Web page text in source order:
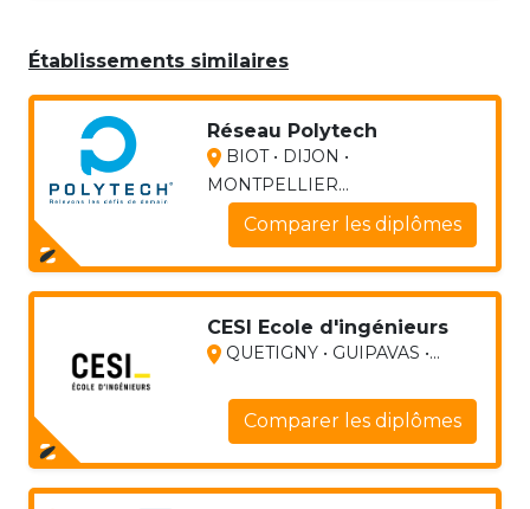
Établissements similaires
Réseau Polytech
BIOT • DIJON •
MONTPELLIER...
Comparer les diplômes
CESI Ecole d'ingénieurs
QUETIGNY • GUIPAVAS •...
Comparer les diplômes